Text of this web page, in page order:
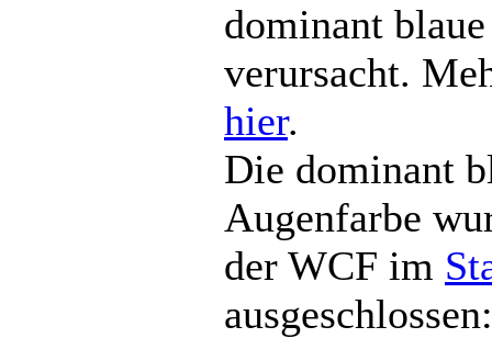
dominant
verursacht.
hier.
Die dominant
Augenfarbe
der WCF im
ausgeschlossen: